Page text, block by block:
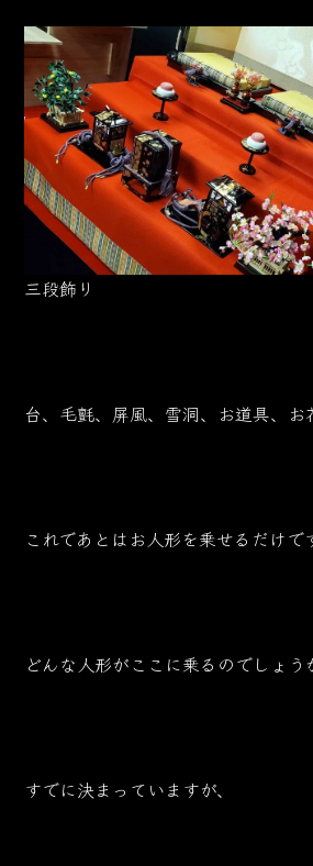
三段飾り
台、毛氈、屏風、雪洞、お道具、お
これであとはお人形を乗せるだけで
どんな人形がここに乗るのでしょう
すでに決まっていますが、